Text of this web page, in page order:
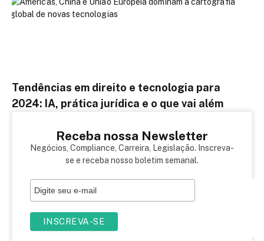
Tendências em direito e tecnologia para
2024: IA, prática jurídica e o que vai além
Receba nossa Newsletter
Negócios, Compliance, Carreira, Legislação. Inscreva-
se e receba nosso boletim semanal.